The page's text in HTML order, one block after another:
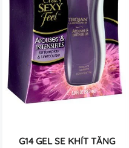
G14 GEL SE KHÍT TĂNG